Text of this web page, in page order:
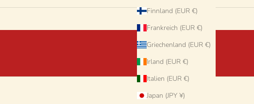
Finnland (EUR €)
Frankreich (EUR €)
Griechenland (EUR €)
Irland (EUR €)
Italien (EUR €)
Japan (JPY ¥)